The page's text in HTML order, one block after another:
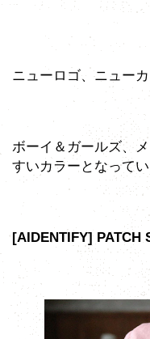
ニューロゴ、ニュー
ボーイ＆ガールズ、
すいカラーとなって
[AIDENTIFY] PATCH